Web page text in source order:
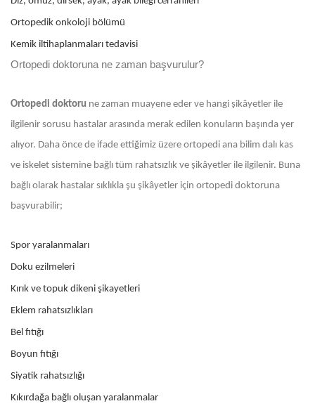
Ortopedik onkoloji bölümü
Kemik iltihaplanmaları tedavisi
Ortopedi doktoruna ne zaman başvurulur?
Ortopedi doktoru ne zaman muayene eder ve hangi şikâyetler ile
ilgilenir sorusu hastalar arasında merak edilen konuların başında yer
alıyor. Daha önce de ifade ettiğimiz üzere ortopedi ana bilim dalı kas
ve iskelet sistemine bağlı tüm rahatsızlık ve şikâyetler ile ilgilenir. Buna
bağlı olarak hastalar sıklıkla şu şikâyetler için ortopedi doktoruna
başvurabilir;
Spor yaralanmaları
Doku ezilmeleri
Kırık ve topuk dikeni şikayetleri
Eklem rahatsızlıkları
Bel fıtığı
Boyun fıtığı
Siyatik rahatsızlığı
Kıkırdağa bağlı oluşan yaralanmalar